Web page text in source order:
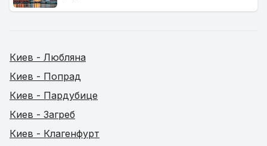
Киев - Любляна
Киев - Попрад
Киев - Пардубице
Киев - Загреб
Киев - Клагенфурт